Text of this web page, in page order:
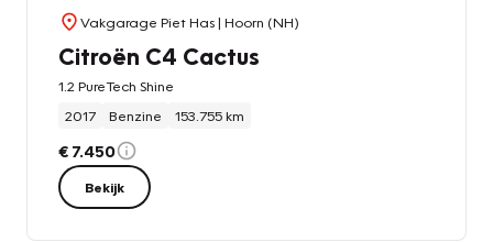
Vakgarage Piet Has| Hoorn (NH)
Citroën C4 Cactus
1.2 PureTech Shine
2017
Benzine 153.755 km
€ 7.450
Bekijk